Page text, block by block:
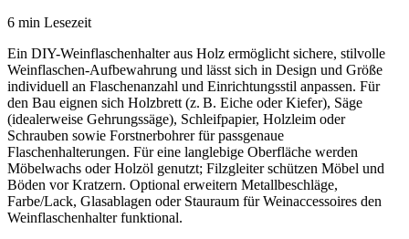
6 min Lesezeit
Ein DIY-Weinflaschenhalter aus Holz ermöglicht sichere, stilvolle
Weinflaschen-Aufbewahrung und lässt sich in Design und Größe
individuell an Flaschenanzahl und Einrichtungsstil anpassen. Für
den Bau eignen sich Holzbrett (z. B. Eiche oder Kiefer), Säge
(idealerweise Gehrungssäge), Schleifpapier, Holzleim oder
Schrauben sowie Forstnerbohrer für passgenaue
Flaschenhalterungen. Für eine langlebige Oberfläche werden
Möbelwachs oder Holzöl genutzt; Filzgleiter schützen Möbel und
Böden vor Kratzern. Optional erweitern Metallbeschläge,
Farbe/Lack, Glasablagen oder Stauraum für Weinaccessoires den
Weinflaschenhalter funktional.